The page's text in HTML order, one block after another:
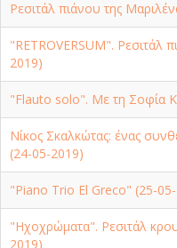
Ρεσιτάλ πιάνου της
"RETROVERSUM". Ρεσιτάλ
2019)
"Flauto solo". Με τη Σοφία
Νίκος Σκαλκώτας: ένας
(24-05-2019)
"Piano Trio El Greco" (25-
"Ηχοχρώματα". Ρεσιτάλ
2019)